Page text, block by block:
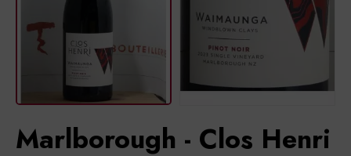
Marlborough - Clos Henri